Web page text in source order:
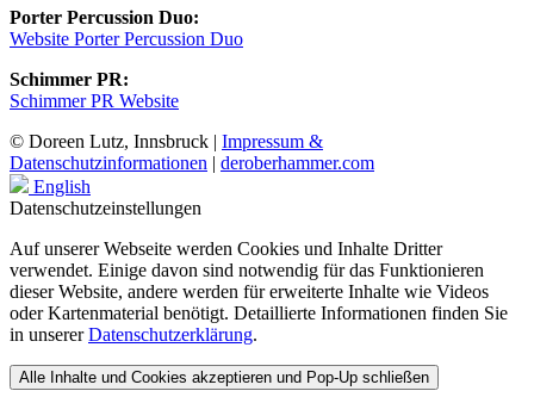
Porter Percussion Duo:
Website Porter Percussion Duo
Schimmer PR:
Schimmer PR Website
© Doreen Lutz, Innsbruck | Impressum &
Datenschutzinformationen | deroberhammer.com
English
Datenschutzeinstellungen
Auf unserer Webseite werden Cookies und Inhalte Dritter
verwendet. Einige davon sind notwendig für das Funktionieren
dieser Website, andere werden für erweiterte Inhalte wie Videos
oder Kartenmaterial benötigt. Detaillierte Informationen finden Sie
in unsererDatenschutzerklärung.
Alle Inhalte und Cookies akzeptieren und Pop-Up schließen